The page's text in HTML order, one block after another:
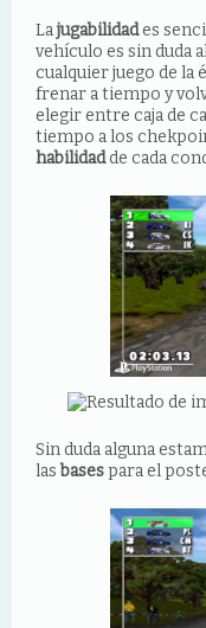
Lajugabilidades
vehículo es sin duda
cualquier juego de la
frenar a tiempo y
elegir entre caja de
tiempo a los
habilidadde cada
Sin duda alguna
lasbasespara el